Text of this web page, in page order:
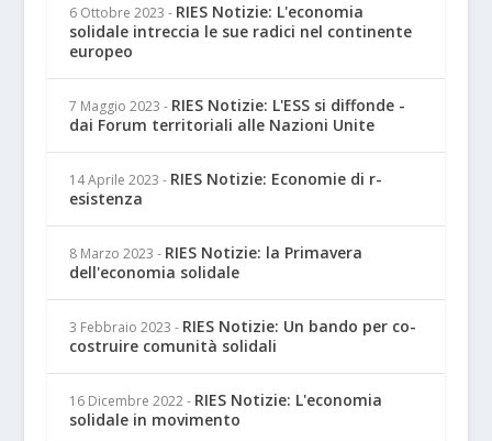
6 Ottobre 2023 - RIES Notizie: L'economia
solidale intreccia le sue radici nel continente
europeo
7 Maggio 2023 - RIES Notizie: L'ESS si diffonde -
dai Forum territoriali alle Nazioni Unite
14 Aprile 2023 - RIES Notizie: Economie di r-
esistenza
8 Marzo 2023 - RIES Notizie: la Primavera
dell'economia solidale
3 Febbraio 2023 - RIES Notizie: Un bando per co-
costruire comunità solidali
16 Dicembre 2022 - RIES Notizie: L'economia
solidale in movimento